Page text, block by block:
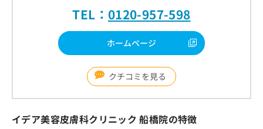
TEL： 0120-957-598
ホームページ
クチコミを見る
イデア美容皮膚科クリニック 船橋院の特徴